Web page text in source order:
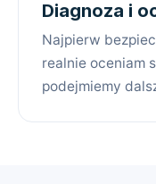
Diagnoza i
Najpierw
realnie oceniam
podejmiemy